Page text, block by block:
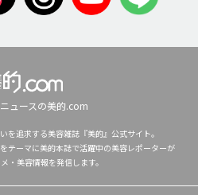
ュースの美的.com
を追求する美容雑誌『美的』公式サイト。
テーマに美的本誌で活躍中の美容レポーターが
・美容情報を発信します。